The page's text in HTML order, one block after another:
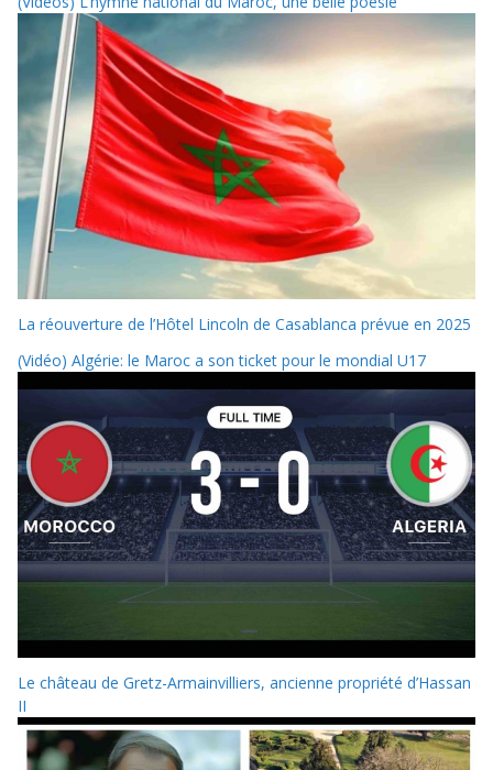
La réouverture de l’Hôtel Lincoln de Casablanca prévue en 2025
(Vidéo) Algérie: le Maroc a son ticket pour le mondial U17
Le château de Gretz-Armainvilliers, ancienne propriété d’Hassan
II